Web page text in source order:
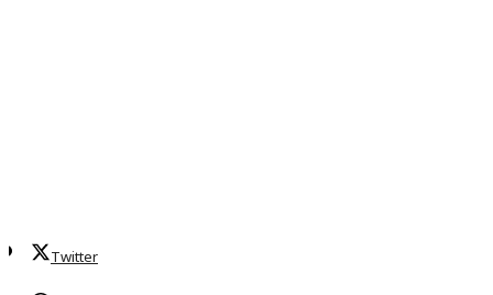
Twitter